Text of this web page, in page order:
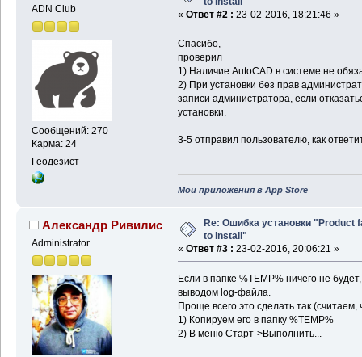
ADN Club
Сообщений: 270
Карма: 24
Геодезист
« Ответ #2 : 23-02-2016, 18:21:46 »
Спасибо,
проверил
1) Наличие AutoCAD в системе не
2) При установки без прав
записи администратора, если
установки.
3-5 отправил пользователю, как
Мои приложения в App Store
Александр Ривилис
Administrator
Re: Ошибка установки "Product
to install"
« Ответ #3 : 23-02-2016, 20:06:21 »
Если в папке %TEMP% ничего не
выводом log-файла.
Проще всего это сделать так
1) Копируем его в папку %TEMP%
2) В меню Старт->Выполнить...